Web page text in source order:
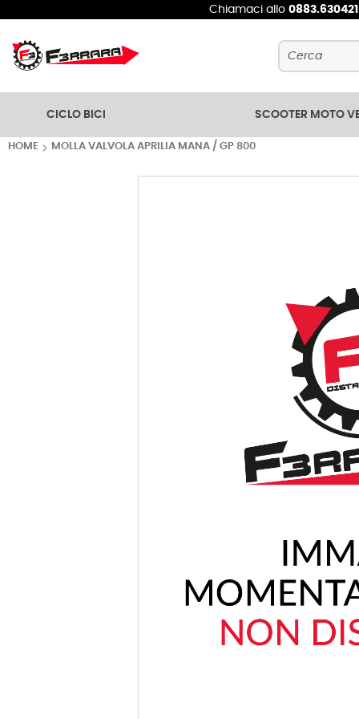
Chiamaci allo 0883.630421
Cerca
CICLO BICI SCOOTER MOTO
HOME MOLLA VALVOLA APRILIA MANA / GP 800